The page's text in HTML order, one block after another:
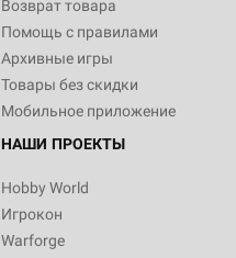
Возврат товара
Помощь с правилами
Архивные игры
Товары без скидки
Мобильное приложение
НАШИ ПРОЕКТЫ
Hobby World
Игрокон
Warforge